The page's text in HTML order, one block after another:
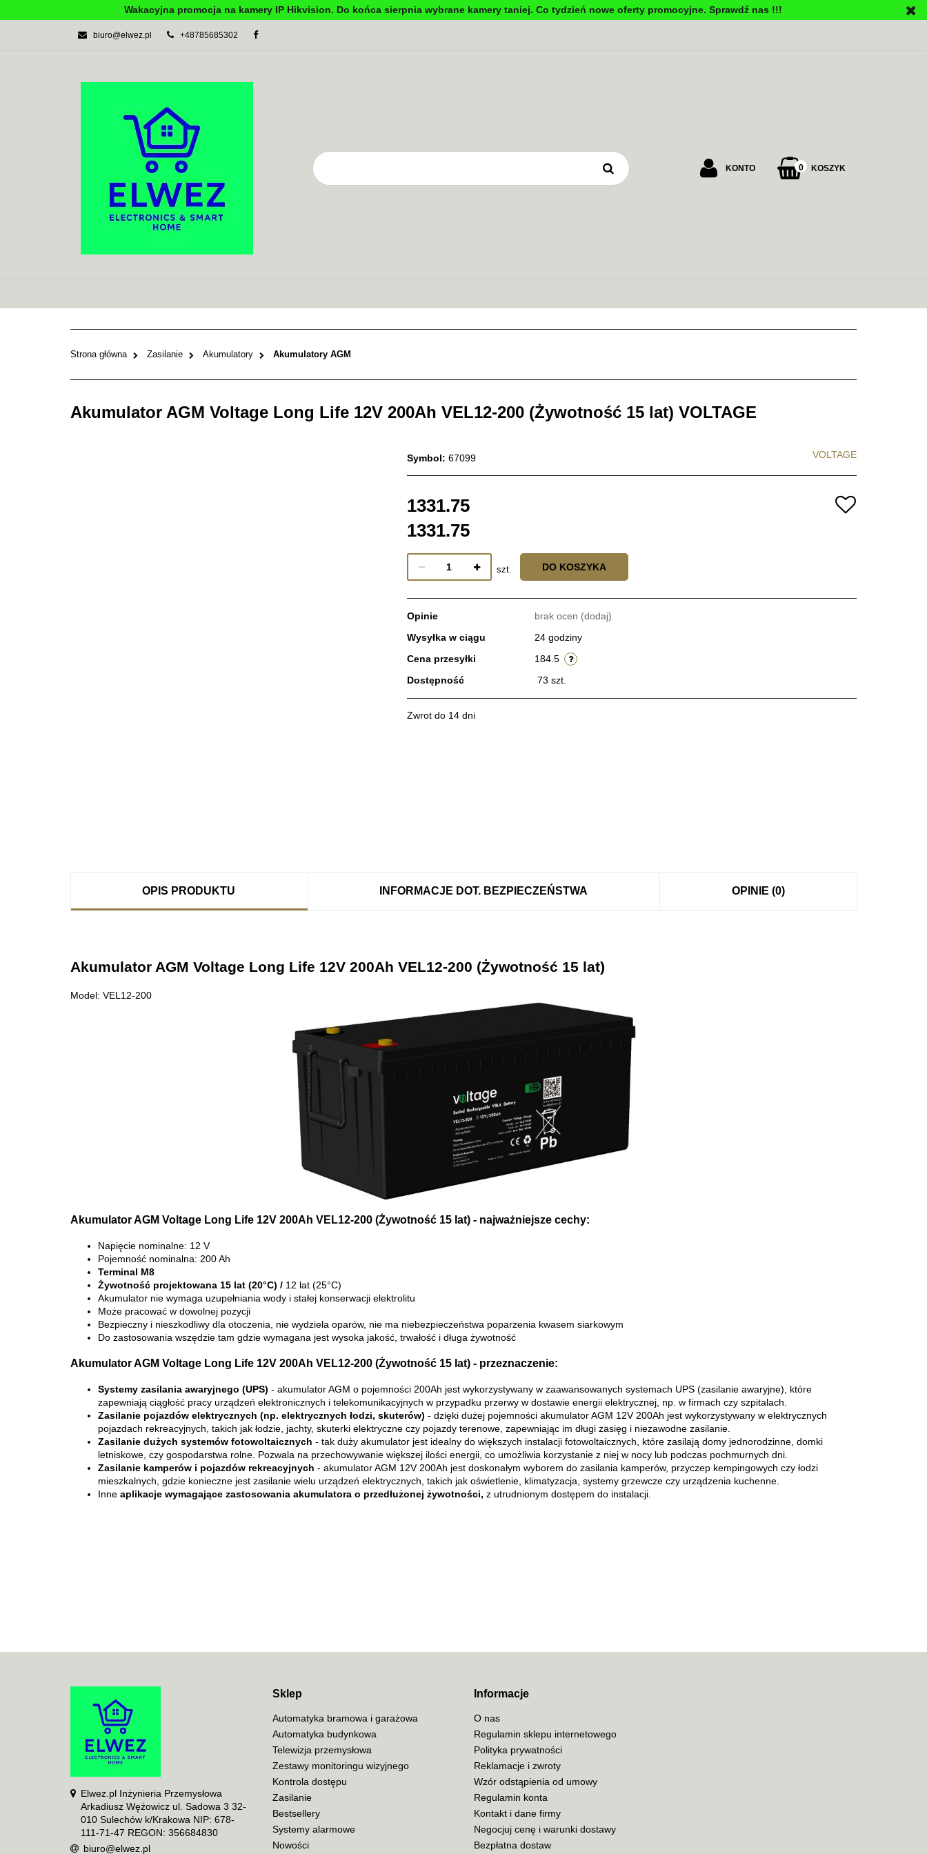
Wakacyjna promocja na kamery IP Hikvision. Do końca sierpnia wybrane kamery taniej. Co tydzień nowe oferty promocyjne. Sprawdź nas !!!
biuro@elwez.pl +48785685302
KONTO 0 KOSZYK
AUTOMATYKA BUDYNKOWA
Strona główna Zasilanie Akumulatory Akumulatory AGM
Akumulator AGM Voltage Long Life 12V 200Ah VEL12-200 (Żywotność 15 lat) VOLTAGE
Symbol: 67099 VOLTAGE
1331.75
1331.75
szt. DO KOSZYKA
Opinie brak ocen (dodaj)
Wysyłka w ciągu
24 godziny
Cena przesyłki
184.5
Dostępność
73 szt.
Zwrot do 14 dni
OPIS PRODUKTU INFORMACJE DOT. BEZPIECZEŃSTWA OPINIE (0)
Akumulator AGM Voltage Long Life 12V 200Ah VEL12-200 (Żywotność 15 lat)
Model: VEL12-200
Akumulator AGM Voltage Long Life 12V 200Ah VEL12-200 (Żywotność 15 lat) - najważniejsze cechy:
Napięcie nominalne: 12 V
Pojemność nominalna: 200 Ah
Terminal M8
Żywotność projektowana 15 lat (20°C) / 12 lat (25°C)
Akumulator nie wymaga uzupełniania wody i stałej konserwacji elektrolitu
Może pracować w dowolnej pozycji
Bezpieczny i nieszkodliwy dla otoczenia, nie wydziela oparów, nie ma niebezpieczeństwa poparzenia kwasem siarkowym
Do zastosowania wszędzie tam gdzie wymagana jest wysoka jakość, trwałość i długa żywotność
Akumulator AGM Voltage Long Life 12V 200Ah VEL12-200 (Żywotność 15 lat) - przeznaczenie:
Systemy zasilania awaryjnego (UPS) - akumulator AGM o pojemności 200Ah jest wykorzystywany w zaawansowanych systemach UPS (zasilanie awaryjne), które
zapewniają ciągłość pracy urządzeń elektronicznych i telekomunikacyjnych w przypadku przerwy w dostawie energii elektrycznej, np. w firmach czy szpitalach.
Zasilanie pojazdów elektrycznych (np. elektrycznych łodzi, skuterów) - dzięki dużej pojemności akumulator AGM 12V 200Ah jest wykorzystywany w elektrycznych
pojazdach rekreacyjnych, takich jak łodzie, jachty, skuterki elektryczne czy pojazdy terenowe, zapewniając im długi zasięg i niezawodne zasilanie.
Zasilanie dużych systemów fotowoltaicznych - tak duży akumulator jest idealny do większych instalacji fotowoltaicznych, które zasilają domy jednorodzinne, domki
letniskowe, czy gospodarstwa rolne. Pozwala na przechowywanie większej ilości energii, co umożliwia korzystanie z niej w nocy lub podczas pochmurnych dni.
Zasilanie kamperów i pojazdów rekreacyjnych - akumulator AGM 12V 200Ah jest doskonałym wyborem do zasilania kamperów, przyczep kempingowych czy łodzi
mieszkalnych, gdzie konieczne jest zasilanie wielu urządzeń elektrycznych, takich jak oświetlenie, klimatyzacja, systemy grzewcze czy urządzenia kuchenne.
Inne aplikacje wymagające zastosowania akumulatora o przedłużonej żywotności, z utrudnionym dostępem do instalacji.
ADATA
AISKO
Elwez.pl Inżynieria Przemysłowa
Arkadiusz Wężowicz ul. Sadowa 3 32-
010 Sulechów k/Krakowa NIP: 678-
111-71-47 REGON: 356684830
biuro@elwez.pl
Sklep
Automatyka bramowa i garażowa
Automatyka budynkowa
Telewizja przemysłowa
Zestawy monitoringu wizyjnego
Kontrola dostępu
Zasilanie
Bestsellery
Systemy alarmowe
Nowości
Informacje
O nas
Regulamin sklepu internetowego
Polityka prywatności
Reklamacje i zwroty
Wzór odstąpienia od umowy
Regulamin konta
Kontakt i dane firmy
Negocjuj cenę i warunki dostawy
Bezpłatna dostaw